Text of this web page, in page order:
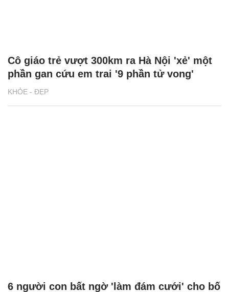
KHỎE - ĐẸP
Cô giáo trẻ vượt 300km ra Hà Nội 'xẻ' một
phần gan cứu em trai '9 phần tử vong'
6 người con bất ngờ 'làm đám cưới' cho bố